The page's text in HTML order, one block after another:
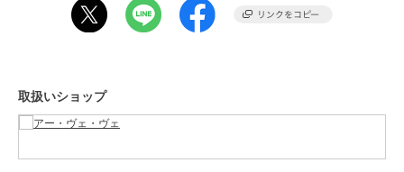
光沢感：なし
生地の厚さ：ふつう
≪お気に入り登録機能の使い方≫
取扱いショップ